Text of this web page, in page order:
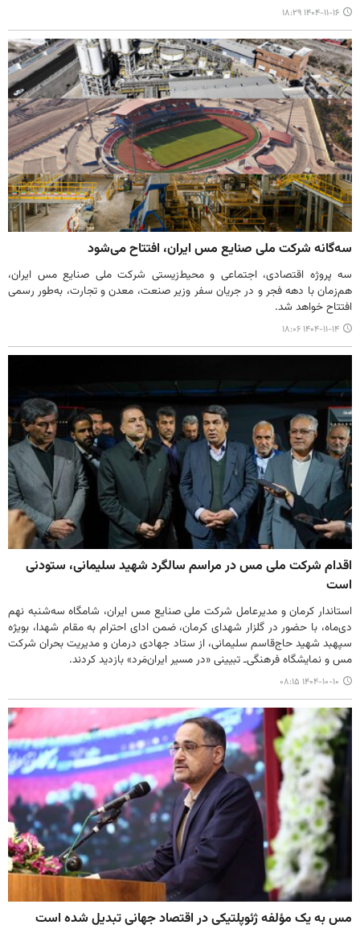
۱۴۰۴-۱۱-۱۶ ۱۸:۲۹
سه‌گانه شرکت ملی صنایع مس ایران، افتتاح می‌شود
سه پروژه اقتصادی، اجتماعی و محیط‌زیستی شرکت ملی صنایع مس ایران،
هم‌زمان با دهه فجر و در جریان سفر وزیر صنعت، معدن و تجارت، به‌طور رسمی
افتتاح خواهد شد.
۱۴۰۴-۱۱-۱۴ ۱۸:۰۶
اقدام شرکت ملی مس در مراسم سالگرد شهید سلیمانی، ستودنی
است
استاندار کرمان و مدیرعامل شرکت ملی صنایع مس ایران، شامگاه سه‌شنبه نهم
دی‌ماه، با حضور در گلزار شهدای کرمان، ضمن ادای احترام به مقام شهدا، بویژه
سپهبد شهید حاج‌قاسم سلیمانی، از ستاد جهادی درمان و مدیریت بحران شرکت
مس و نمایشگاه فرهنگی‌ـ‌ تبیینی «در مسیر ایران‌مَرد» بازدید کردند.
۱۴۰۴-۱۰-۱۰ ۰۸:۱۵
مس به یک مؤلفه ژئوپلتیکی در اقتصاد جهانی تبدیل شده است